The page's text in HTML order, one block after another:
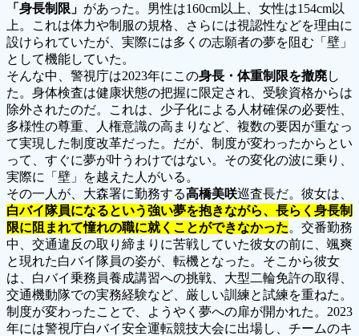
「身長制限」 があった。男性は160cm以上、女性は154cm以
上。これは体力や制服の規格、さらには視認性などを理由に
設けられていたが、実際には多くの志願者の夢を阻む「壁」
として機能していた。
そんな中、警視庁は2023年にこの身長・体重制限を撤廃し
た。身体検査は健康状態の把握に限定され、受験資格からは
除外されたのだ。これは、少子化による人材確保の必要性、
多様性の尊重、人権意識の高まりなど、複数の要因が重なっ
て実現した制度改革だった。だが、制度が変わったからとい
って、すぐに夢が叶うわけではない。その変化の波に乗り、
実際に「壁」を越えた人がいる。
その一人が、大森署に勤務する高橋美咲巡査長だ。彼女は、
白バイ隊員になるという強い夢を抱きながら、長らく身長制
限に阻まれて憧れの職に就くことができなかった。交番勤務
中、交通違反の取り締まりに苦戦していた彼女の前に、颯爽
と現れた白バイ隊員の姿が、転機となった。そこから彼女
は、白バイ乗務員養成講習への挑戦、大型二輪免許の取得、
交通機動隊での実務経験など、厳しい訓練と試練を重ねた。
制度が変わったことで、ようやく夢への扉が開かれた。2023
年には警視庁白バイ安全運転競技大会に出場し、チームのキ